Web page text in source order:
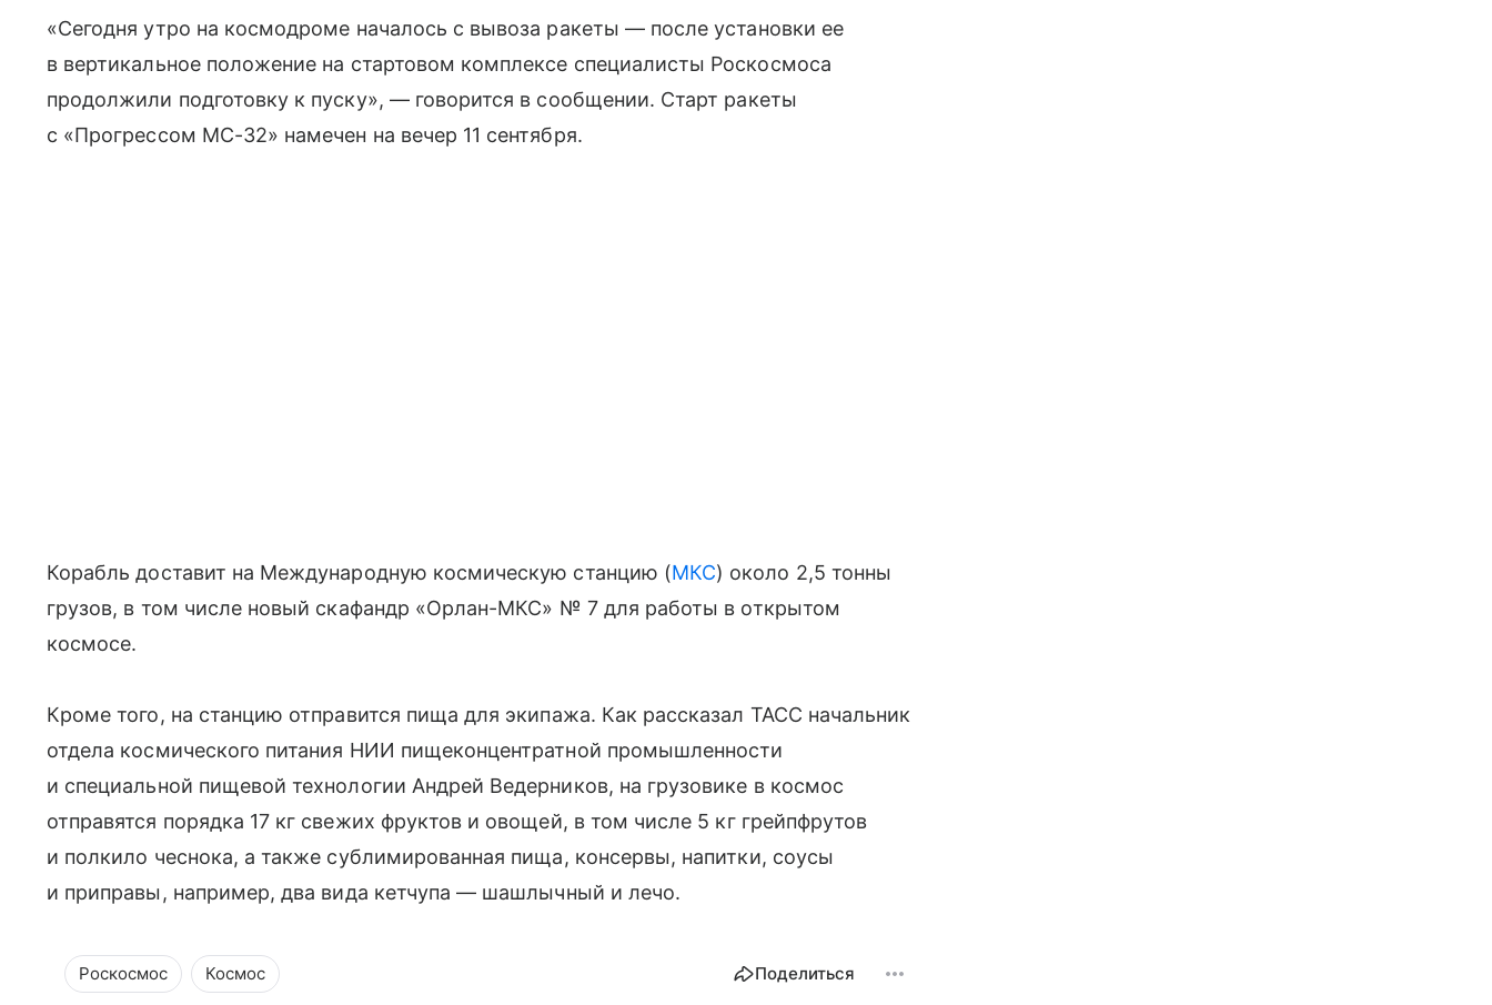
«Сегодня утро на космодроме началось с вывоза ракеты — после установки ее
в вертикальное положение на стартовом комплексе специалисты Роскосмоса
продолжили подготовку к пуску», — говорится в сообщении. Старт ракеты
с «Прогрессом МС-32» намечен на вечер 11 сентября.
Корабль доставит на Международную космическую станцию (МКС) около 2,5 тонны
грузов, в том числе новый скафандр «Орлан-МКС» № 7 для работы в открытом
космосе.
Кроме того, на станцию отправится пища для экипажа. Как рассказал ТАСС начальник
отдела космического питания НИИ пищеконцентратной промышленности
и специальной пищевой технологии Андрей Ведерников, на грузовике в космос
отправятся порядка 17 кг свежих фруктов и овощей, в том числе 5 кг грейпфрутов
и полкило чеснока, а также сублимированная пища, консервы, напитки, соусы
и приправы, например, два вида кетчупа — шашлычный и лечо.
Роскосмос Космос Поделиться